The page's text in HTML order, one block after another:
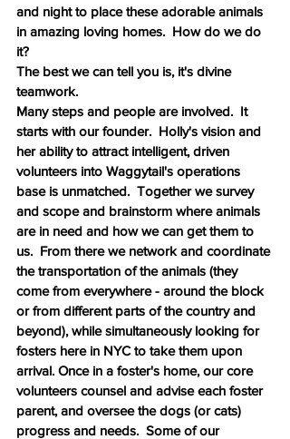
and night to place these adorable animals
in amazing loving homes.  How do we do
it?
The best we can tell you is, it's divine
teamwork.
Many steps and people are involved.  It
starts with our founder.  Holly's vision and
her ability to attract intelligent, driven
volunteers into Waggytail's operations
base is unmatched.  Together we survey
and scope and brainstorm where animals
are in need and how we can get them to
us.  From there we network and coordinate
the transportation of the animals (they
come from everywhere - around the block
or from different parts of the country and
beyond), while simultaneously looking for
fosters here in NYC to take them upon
arrival. Once in a foster's home, our core
volunteers counsel and advise each foster
parent, and oversee the dogs (or cats)
progress and needs.  Some of our